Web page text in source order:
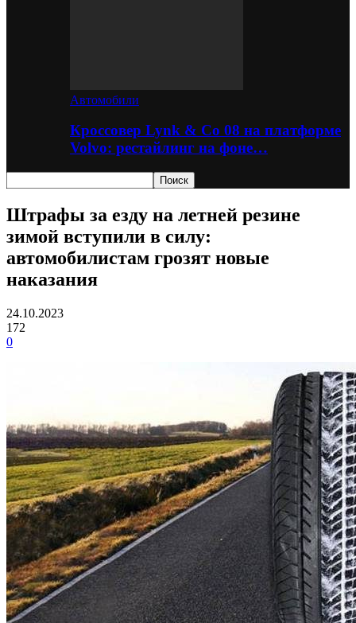
Автомобили
Кроссовер Lynk & Co 08 на платформе
Volvo: рестайлинг на фоне…
Штрафы за езду на летней резине
зимой вступили в силу:
автомобилистам грозят новые
наказания
24.10.2023
172
0